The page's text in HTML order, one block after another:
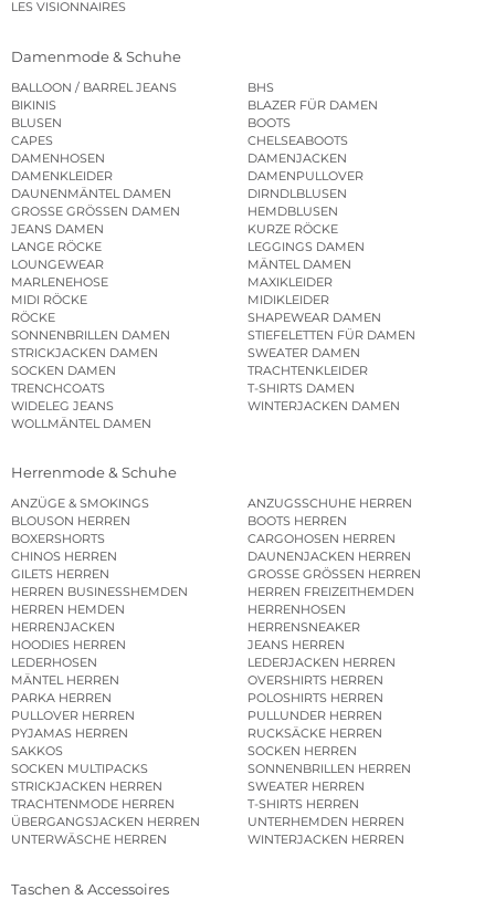
LES VISIONNAIRES
Damenmode & Schuhe
BALLOON / BARREL JEANS
BHS
BIKINIS
BLAZER FÜR DAMEN
BLUSEN
BOOTS
CAPES
CHELSEABOOTS
DAMENHOSEN
DAMENJACKEN
DAMENKLEIDER
DAMENPULLOVER
DAUNENMÄNTEL DAMEN
DIRNDLBLUSEN
GROSSE GRÖSSEN DAMEN
HEMDBLUSEN
JEANS DAMEN
KURZE RÖCKE
LANGE RÖCKE
LEGGINGS DAMEN
LOUNGEWEAR
MÄNTEL DAMEN
MARLENEHOSE
MAXIKLEIDER
MIDI RÖCKE
MIDIKLEIDER
RÖCKE
SHAPEWEAR DAMEN
SONNENBRILLEN DAMEN
STIEFELETTEN FÜR DAMEN
STRICKJACKEN DAMEN
SWEATER DAMEN
SOCKEN DAMEN
TRACHTENKLEIDER
TRENCHCOATS
T-SHIRTS DAMEN
WIDELEG JEANS
WINTERJACKEN DAMEN
WOLLMÄNTEL DAMEN
Herrenmode & Schuhe
ANZÜGE & SMOKINGS
ANZUGSSCHUHE HERREN
BLOUSON HERREN
BOOTS HERREN
BOXERSHORTS
CARGOHOSEN HERREN
CHINOS HERREN
DAUNENJACKEN HERREN
GILETS HERREN
GROSSE GRÖSSEN HERREN
HERREN BUSINESSHEMDEN
HERREN FREIZEITHEMDEN
HERREN HEMDEN
HERRENHOSEN
HERRENJACKEN
HERRENSNEAKER
HOODIES HERREN
JEANS HERREN
LEDERHOSEN
LEDERJACKEN HERREN
MÄNTEL HERREN
OVERSHIRTS HERREN
PARKA HERREN
POLOSHIRTS HERREN
PULLOVER HERREN
PULLUNDER HERREN
PYJAMAS HERREN
RUCKSÄCKE HERREN
SAKKOS
SOCKEN HERREN
SOCKEN MULTIPACKS
SONNENBRILLEN HERREN
STRICKJACKEN HERREN
SWEATER HERREN
TRACHTENMODE HERREN
T-SHIRTS HERREN
ÜBERGANGSJACKEN HERREN
UNTERHEMDEN HERREN
UNTERWÄSCHE HERREN
WINTERJACKEN HERREN
Taschen & Accessoires